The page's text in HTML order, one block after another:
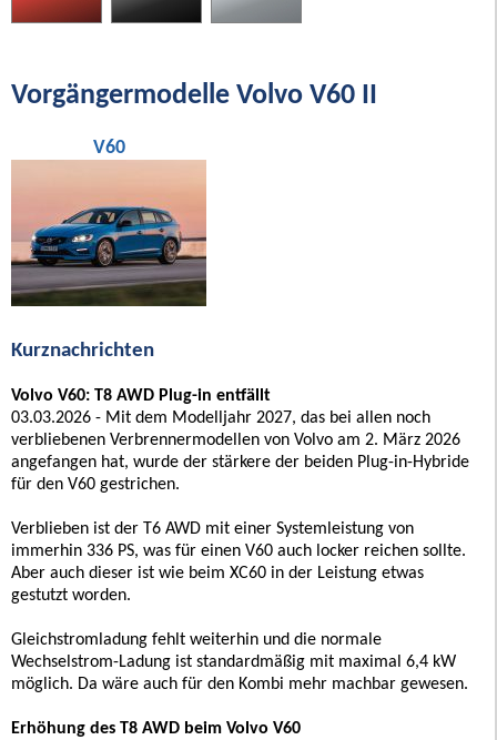
Vorgängermodelle Volvo V60 II
V60
Kurznachrichten
Volvo V60: T8 AWD Plug-in entfällt
03.03.2026 - Mit dem Modelljahr 2027, das bei allen noch
verbliebenen Verbrennermodellen von Volvo am 2. März 2026
angefangen hat, wurde der stärkere der beiden Plug-in-Hybride
für den V60 gestrichen.
Verblieben ist der T6 AWD mit einer Systemleistung von
immerhin 336 PS, was für einen V60 auch locker reichen sollte.
Aber auch dieser ist wie beim XC60 in der Leistung etwas
gestutzt worden.
Gleichstromladung fehlt weiterhin und die normale
Wechselstrom-Ladung ist standardmäßig mit maximal 6,4 kW
möglich. Da wäre auch für den Kombi mehr machbar gewesen.
Erhöhung des T8 AWD beim Volvo V60